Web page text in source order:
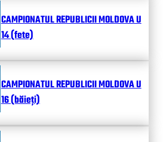
CAMPIONATUL REPUBLICII MOLDOVA U
14 (fete)
CAMPIONATUL REPUBLICII MOLDOVA U
16 (băieți)